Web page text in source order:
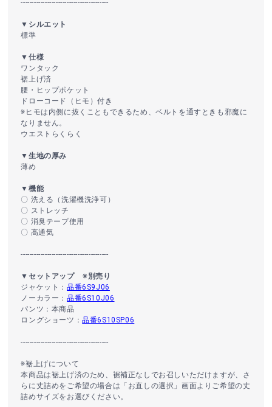
----------------------------------------
▼シルエット
標準
▼仕様
ワンタック
裾上げ済
腰・ヒップポケット
ドローコード（ヒモ）付き
※ヒモは内側に抜くこともできるため、ベルトを通すときも邪魔に
なりません。
ウエストらくらく
▼生地の厚み
薄め
▼機能
〇 洗える（洗濯機洗浄可）
〇 ストレッチ
〇 消臭テープ使用
〇 高通気
----------------------------------------
▼セットアップ ※別売り
ジャケット：品番6S9J06
ノーカラー：品番6S10J06
パンツ：本商品
ロングショーツ：品番6S10SP06
----------------------------------------
※裾上げについて
本商品は裾上げ済のため、裾補正なしでお召しいただけますが、さ
らに丈詰めをご希望の場合は「お直しの選択」画面よりご希望の丈
詰めサイズをお選びください。